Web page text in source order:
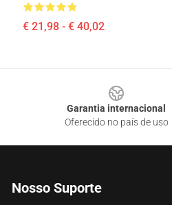
€ 21,98 - € 40,02
Garantia internacional
Oferecido no país de uso
Nosso Suporte